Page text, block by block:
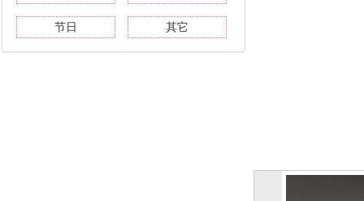
节日 其它